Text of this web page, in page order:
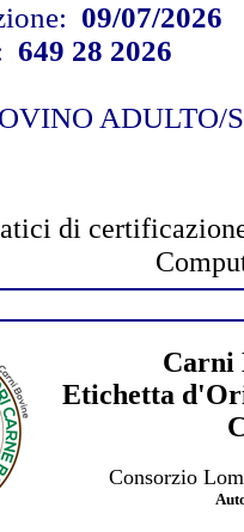
09/07/2026
649 28 2026
ADULTO/
di
Carni
Etichetta
Consorzio